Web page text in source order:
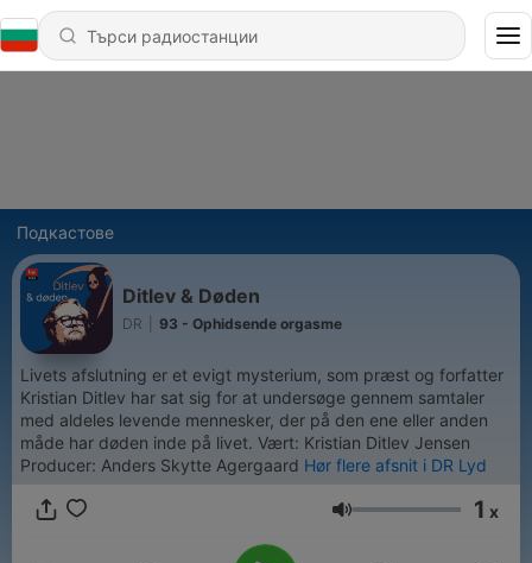
Подкастове
Ditlev & Døden
DR 93 - Ophidsende orgasme
Livets afslutning er et evigt mysterium, som præst og forfatter
Kristian Ditlev har sat sig for at undersøge gennem samtaler
med aldeles levende mennesker, der på den ene eller anden
måde har døden inde på livet. Vært: Kristian Ditlev Jensen
Producer: Anders Skytte Agergaard Hør flere afsnit i DR Lyd
Сила на звука
1 x